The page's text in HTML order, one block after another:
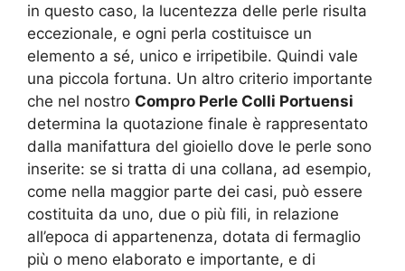
in questo caso, la lucentezza delle perle risulta
eccezionale, e ogni perla costituisce un
elemento a sé, unico e irripetibile. Quindi vale
una piccola fortuna. Un altro criterio importante
che nel nostro Compro Perle Colli Portuensi
determina la quotazione finale è rappresentato
dalla manifattura del gioiello dove le perle sono
inserite: se si tratta di una collana, ad esempio,
come nella maggior parte dei casi, può essere
costituita da uno, due o più fili, in relazione
all’epoca di appartenenza, dotata di fermaglio
più o meno elaborato e importante, e di